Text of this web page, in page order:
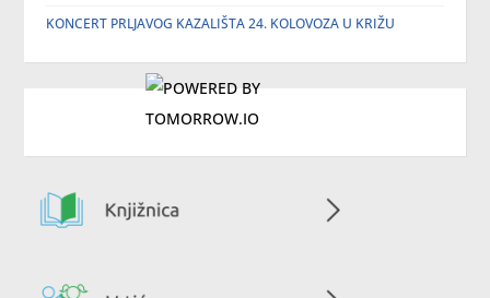
KONCERT PRLJAVOG KAZALIŠTA 24. KOLOVOZA U KRIŽU